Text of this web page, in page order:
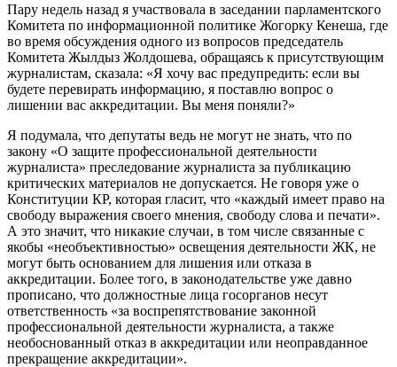
Пару недель назад я участвовала в заседании парламентского
Комитета по информационной политике Жогорку Кенеша, где
во время обсуждения одного из вопросов председатель
Комитета Жылдыз Жолдошева, обращаясь к присутствующим
журналистам, сказала: «Я хочу вас предупредить: если вы
будете перевирать информацию, я поставлю вопрос о
лишении вас аккредитации. Вы меня поняли?»
Я подумала, что депутаты ведь не могут не знать, что по
закону «О защите профессиональной деятельности
журналиста» преследование журналиста за публикацию
критических материалов не допускается. Не говоря уже о
Конституции КР, которая гласит, что «каждый имеет право на
свободу выражения своего мнения, свободу слова и печати».
А это значит, что никакие случаи, в том числе связанные с
якобы «необъективностью» освещения деятельности ЖК, не
могут быть основанием для лишения или отказа в
аккредитации. Более того, в законодательстве уже давно
прописано, что должностные лица госорганов несут
ответственность «за воспрепятствование законной
профессиональной деятельности журналиста, а также
необоснованный отказ в аккредитации или неоправданное
прекращение аккредитации».